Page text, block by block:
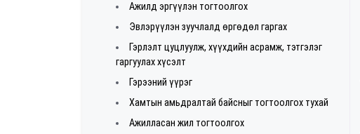
Ажилд эргүүлэн тогтоолгох
Эвлэрүүлэн зуучлалд өргөдөл гаргах
Гэрлэлт цуцлуулж, хүүхдийн асрамж, тэтгэлэг
гаргуулах хүсэлт
Гэрээний үүрэг
Хамтын амьдралтай байсныг тогтоолгох тухай
Ажилласан жил тогтоолгох